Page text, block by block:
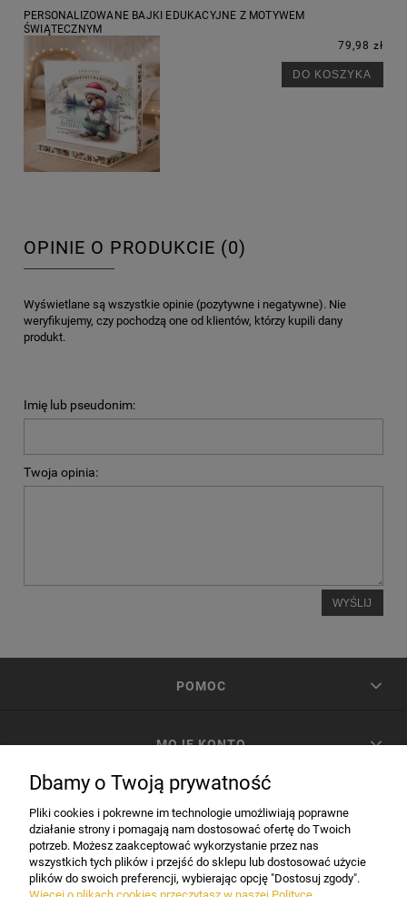
PERSONALIZOWANE BAJKI EDUKACYJNE Z MOTYWEM
ŚWIĄTECZNYM
79,98 zł
DO KOSZYKA
OPINIE O PRODUKCIE (0)
Wyświetlane są wszystkie opinie (pozytywne i negatywne). Nie
weryfikujemy, czy pochodzą one od klientów, którzy kupili dany
produkt.
Imię lub pseudonim:
Twoja opinia:
WYŚLIJ
POMOC
MOJE KONTO
INFORMACJE
Dbamy o Twoją prywatność
Pliki cookies i pokrewne im technologie umożliwiają poprawne
działanie strony i pomagają nam dostosować ofertę do Twoich
potrzeb. Możesz zaakceptować wykorzystanie przez nas
wszystkich tych plików i przejść do sklepu lub dostosować użycie
plików do swoich preferencji, wybierając opcję "Dostosuj zgody".